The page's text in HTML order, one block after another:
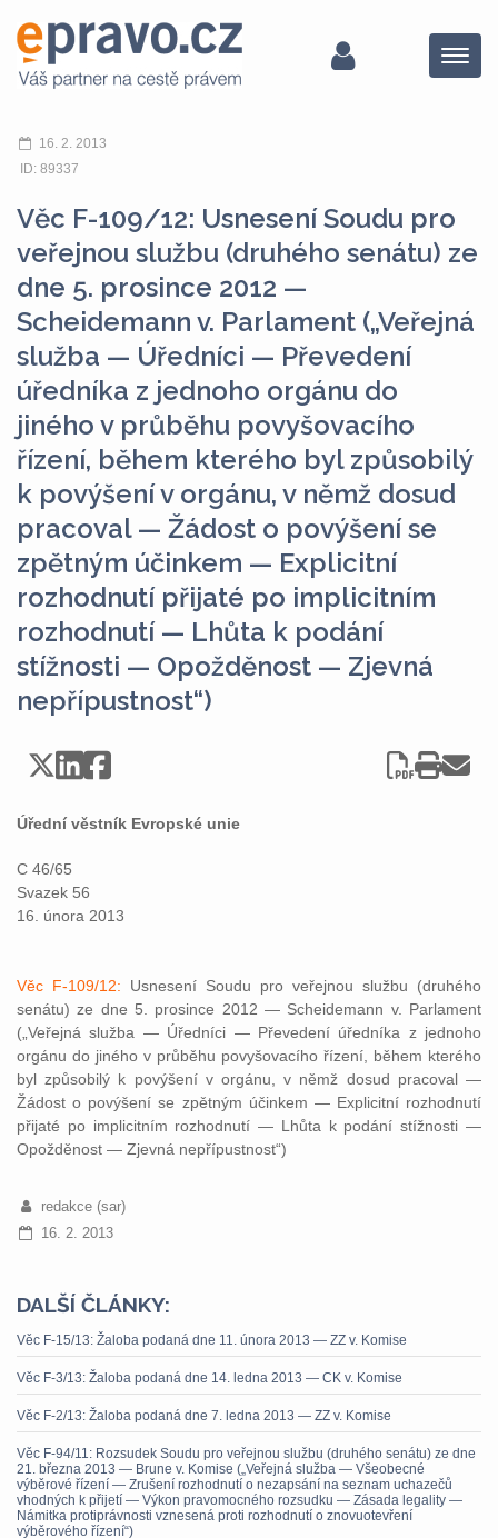
Menu
16. 2. 2013
ID: 89337
Věc F-109/12: Usnesení Soudu pro
veřejnou službu (druhého senátu) ze
dne 5. prosince 2012 —
Scheidemann v. Parlament („Veřejná
služba — Úředníci — Převedení
úředníka z jednoho orgánu do
jiného v průběhu povyšovacího
řízení, během kterého byl způsobilý
k povýšení v orgánu, v němž dosud
pracoval — Žádost o povýšení se
zpětným účinkem — Explicitní
rozhodnutí přijaté po implicitním
rozhodnutí — Lhůta k podání
stížnosti — Opožděnost — Zjevná
nepřípustnost“)
Úřední věstník Evropské unie
C 46/65
Svazek 56
16. února 2013
Věc F-109/12: Usnesení Soudu pro veřejnou službu (druhého
senátu) ze dne 5. prosince 2012 — Scheidemann v. Parlament
(„Veřejná služba — Úředníci — Převedení úředníka z jednoho
orgánu do jiného v průběhu povyšovacího řízení, během kterého
byl způsobilý k povýšení v orgánu, v němž dosud pracoval —
Žádost o povýšení se zpětným účinkem — Explicitní rozhodnutí
přijaté po implicitním rozhodnutí — Lhůta k podání stížnosti —
Opožděnost — Zjevná nepřípustnost“)
redakce (sar)
16. 2. 2013
DALŠÍ ČLÁNKY:
Věc F-15/13: Žaloba podaná dne 11. února 2013 — ZZ v. Komise
Věc F-3/13: Žaloba podaná dne 14. ledna 2013 — CK v. Komise
Věc F-2/13: Žaloba podaná dne 7. ledna 2013 — ZZ v. Komise
Věc F-94/11: Rozsudek Soudu pro veřejnou službu (druhého senátu) ze dne
21. března 2013 — Brune v. Komise („Veřejná služba — Všeobecné
výběrové řízení — Zrušení rozhodnutí o nezapsání na seznam uchazečů
vhodných k přijetí — Výkon pravomocného rozsudku — Zásada legality —
Námitka protiprávnosti vznesená proti rozhodnutí o znovuotevření
výběrového řízení“)